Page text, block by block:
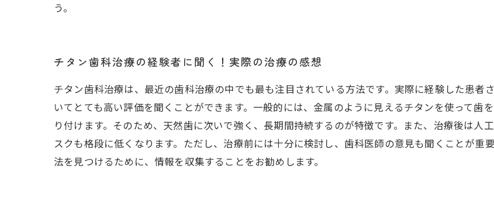
う。
チタン歯科治療の経験者に聞く！実際の治療の感想
チタン歯科治療は、最近の歯科治療の中でも最も注目されている方法です。実際に経験した患者
いてとても高い評価を聞くことができます。一般的には、金属のように見えるチタンを使って歯
り付けます。そのため、天然歯に次いで強く、長期間持続するのが特徴です。また、治療後は人
スクも格段に低くなります。ただし、治療前には十分に検討し、歯科医師の意見も聞くことが重
法を見つけるために、情報を収集することをお勧めします。